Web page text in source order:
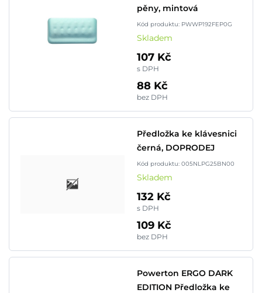
pěny, mintová
Kód produktu: PWWP192FEP0G
Skladem
107 Kč
s DPH
88 Kč
bez DPH
Předložka ke klávesnici
černá, DOPRODEJ
Kód produktu: 005NLPG25BN00
Skladem
132 Kč
s DPH
109 Kč
bez DPH
Powerton ERGO DARK
EDITION Předložka ke